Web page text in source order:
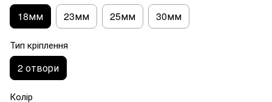
18мм 23мм 25мм 30мм
Тип кріплення
2 отвори
Колір